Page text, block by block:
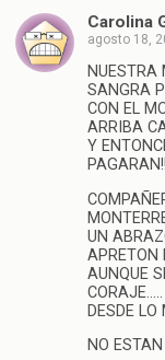
Carolina
agosto 18,
NUESTRA
SANGRA
CON EL
ARRIBA
Y
PAGARAN!!
UN
APRETON
AUNQUE
CORAJE…..
DESDE
NO